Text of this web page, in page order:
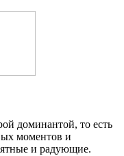
доминантой, то есть
моментов и
и радующие.